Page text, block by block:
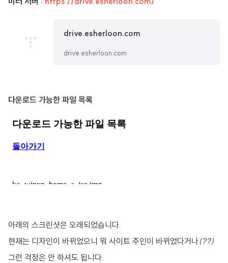
drive.esherloon.com
drive.esherloon.com
다운로드 가능한 파일 목록
아래의 스크린샷은 오래되었습니다.
현재는 디자인이 바뀌었으니 뭐 사이트 주인이 바뀌었다거나(??)
그런 걱정은 안 하셔도 됩니다.